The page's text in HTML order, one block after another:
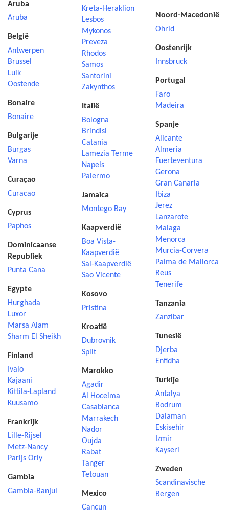
Aruba
Aruba
België
Antwerpen
Brussel
Luik
Oostende
Bonaire
Bonaire
Bulgarije
Burgas
Varna
Curaçao
Curacao
Cyprus
Paphos
Dominicaanse
Republiek
Punta Cana
Egypte
Hurghada
Luxor
Marsa Alam
Sharm El Sheikh
Finland
Ivalo
Kajaani
Kittila-Lapland
Kuusamo
Frankrijk
Lille-Rijsel
Metz-Nancy
Parijs Orly
Gambia
Gambia-Banjul
Kreta-Heraklion
Lesbos
Mykonos
Preveza
Rhodos
Samos
Santorini
Zakynthos
Italië
Bologna
Brindisi
Catania
Lamezia Terme
Napels
Palermo
Jamaica
Montego Bay
Kaapverdië
Boa Vista-
Kaapverdië
Sal-Kaapverdië
Sao Vicente
Kosovo
Pristina
Kroatië
Dubrovnik
Split
Marokko
Agadir
Al Hoceima
Casablanca
Marrakech
Nador
Oujda
Rabat
Tanger
Tetouan
Mexico
Cancun
Noord-Macedonië
Ohrid
Oostenrijk
Innsbruck
Portugal
Faro
Madeira
Spanje
Alicante
Almeria
Fuerteventura
Gerona
Gran Canaria
Ibiza
Jerez
Lanzarote
Malaga
Menorca
Murcia-Corvera
Palma de Mallorca
Reus
Tenerife
Tanzania
Zanzibar
Tunesië
Djerba
Enfidha
Turkije
Antalya
Bodrum
Dalaman
Eskisehir
Izmir
Kayseri
Zweden
Scandinavische
Bergen